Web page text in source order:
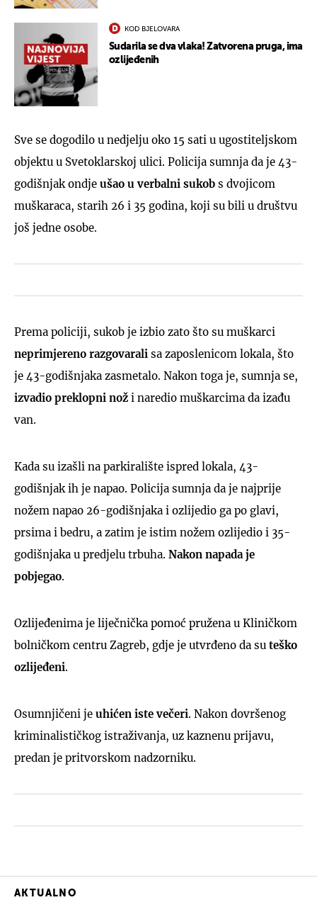
KOD BJELOVARA
Sudarila se dva vlaka! Zatvorena pruga, ima
ozlijeđenih
Sve se dogodilo u nedjelju oko 15 sati u ugostiteljskom
objektu u Svetoklarskoj ulici. Policija sumnja da je 43-
godišnjak ondje ušao u verbalni sukob s dvojicom
muškaraca, starih 26 i 35 godina, koji su bili u društvu
još jedne osobe.
Prema policiji, sukob je izbio zato što su muškarci
neprimjereno razgovarali sa zaposlenicom lokala, što
je 43-godišnjaka zasmetalo. Nakon toga je, sumnja se,
izvadio preklopni nož i naredio muškarcima da izađu
van.
Kada su izašli na parkiralište ispred lokala, 43-
godišnjak ih je napao. Policija sumnja da je najprije
nožem napao 26-godišnjaka i ozlijedio ga po glavi,
prsima i bedru, a zatim je istim nožem ozlijedio i 35-
godišnjaka u predjelu trbuha. Nakon napada je
pobjegao.
Ozlijeđenima je liječnička pomoć pružena u Kliničkom
bolničkom centru Zagreb, gdje je utvrđeno da su teško
ozlijeđeni.
Osumnjičeni je uhićen iste večeri. Nakon dovršenog
kriminalističkog istraživanja, uz kaznenu prijavu,
predan je pritvorskom nadzorniku.
AKTUALNO